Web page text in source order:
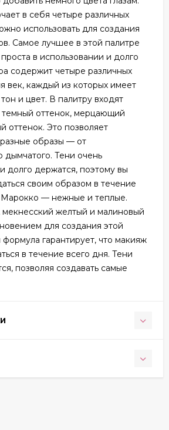
в себя четыре различных
использовать для создания
Самое лучшее в этой палитре
в использовании и долго
содержит четыре различных
век, каждый из которых имеет
и цвет. В палитру входят
темный оттенок, мерцающий
оттенок. Это позволяет
образы — от
дымчатого. Тени очень
долго держатся, поэтому вы
своим образом в течение
Марокко — нежные и теплые.
мекнесский желтый и малиновый
для создания этой
гарантирует, что макияж
в течение всего дня. Тени
позволяя создавать самые